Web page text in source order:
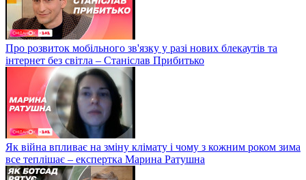
Про розвиток мобільного зв'язку у разі нових блекаутів та
інтернет без світла – Станіслав Прибитько
Як війна впливає на зміну клімату і чому з кожним роком зима
все теплішає – експертка Марина Ратушна